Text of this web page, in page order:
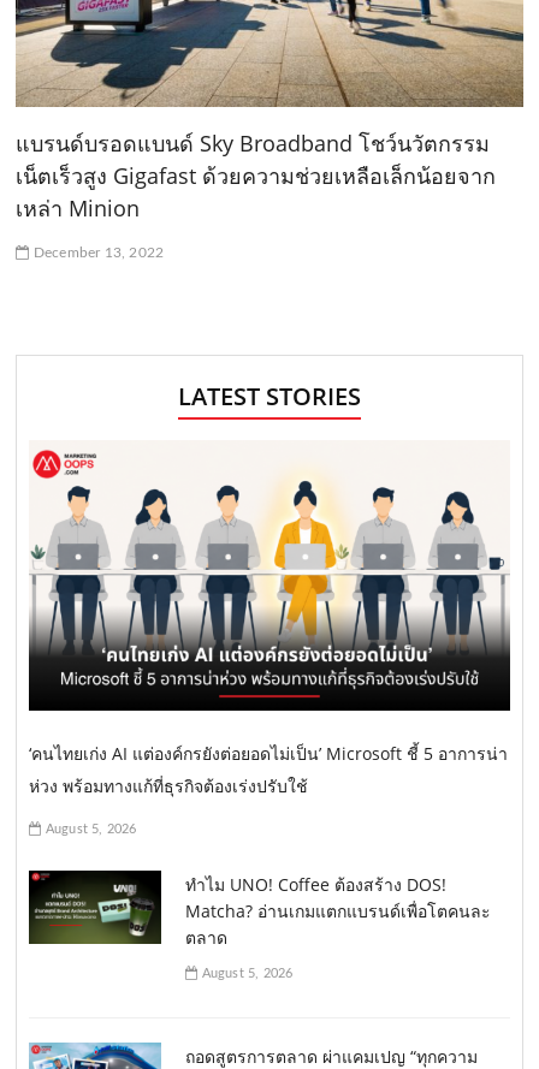
แบรนด์บรอดแบนด์ Sky Broadband โชว์นวัตกรรม
เน็ตเร็วสูง Gigafast ด้วยความช่วยเหลือเล็กน้อยจาก
เหล่า Minion
December 13, 2022
LATEST STORIES
‘คนไทยเก่ง AI แต่องค์กรยังต่อยอดไม่เป็น’ Microsoft ชี้ 5 อาการน่า
ห่วง พร้อมทางแก้ที่ธุรกิจต้องเร่งปรับใช้
August 5, 2026
ทำไม UNO! Coffee ต้องสร้าง DOS!
Matcha? อ่านเกมแตกแบรนด์เพื่อโตคนละ
ตลาด
August 5, 2026
ถอดสูตรการตลาด ผ่าแคมเปญ “ทุกความ